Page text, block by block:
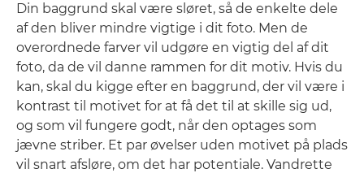
Din baggrund skal være sløret, så de enkelte dele
af den bliver mindre vigtige i dit foto. Men de
overordnede farver vil udgøre en vigtig del af dit
foto, da de vil danne rammen for dit motiv. Hvis du
kan, skal du kigge efter en baggrund, der vil være i
kontrast til motivet for at få det til at skille sig ud,
og som vil fungere godt, når den optages som
jævne striber. Et par øvelser uden motivet på plads
vil snart afsløre, om det har potentiale. Vandrette